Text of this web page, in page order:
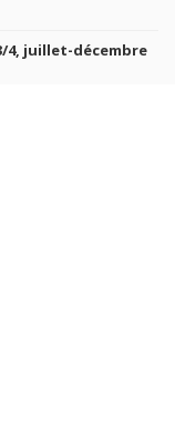
4, juillet-décembre